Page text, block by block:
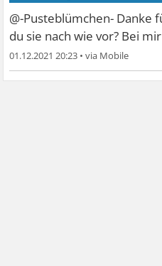
@-Pusteblümchen-
du sie nach wie vor? Bei
01.12.2021 20:23 •